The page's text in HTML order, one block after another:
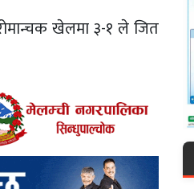
खेलमा ३-१ ले जित